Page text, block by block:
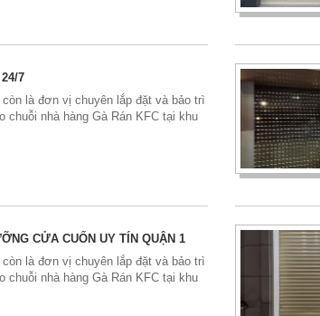
7
là đơn vị chuyên lắp đặt và bảo trì
chuỗi nhà hàng Gà Rán KFC tại khu
CỬA CUỐN UY TÍN QUẬN 1
là đơn vị chuyên lắp đặt và bảo trì
chuỗi nhà hàng Gà Rán KFC tại khu